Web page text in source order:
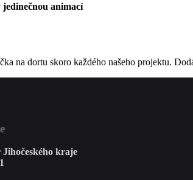
animací
na dortu skoro každého našeho projektu.
kraje